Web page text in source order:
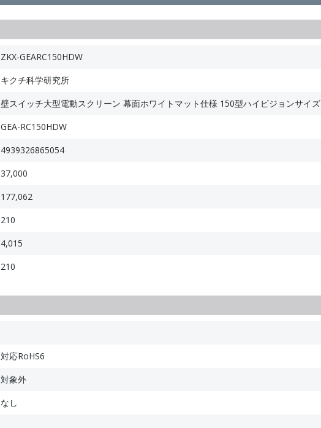
ZKX-GEARC150HDW
キクチ科学研究所
壁スイッチ大型電動スクリーン 幕面ホワイトマット仕様 150型ハイビジョンサイズ
GEA-RC150HDW
4939326865054
37,000
177,062
210
4,015
210
対応RoHS6
対象外
なし